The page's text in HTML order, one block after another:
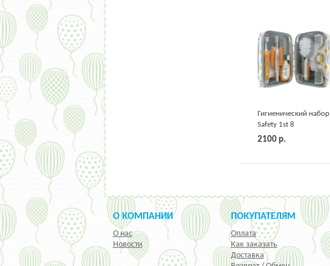
Гигиенический набор
Safety 1st 8
предметов
2100 р.
О КОМПАНИИ
О нас
Новости
ПОКУПАТЕЛЯМ
Оплата
Как заказать
Доставка